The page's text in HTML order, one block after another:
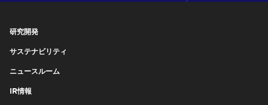
研究開発
サステナビリティ
ニュースルーム
IR情報